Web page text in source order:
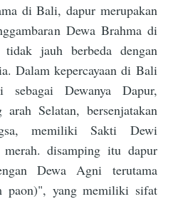
di Bali, dapur merupakan
Dewa Brahma di
jauh berbeda dengan
Dalam kepercayaan di Bali
sebagai Dewanya Dapur,
arah Selatan, bersenjatakan
memiliki Sakti Dewi
disamping itu dapur
Dewa Agni terutama
paon)", yang memiliki sifat